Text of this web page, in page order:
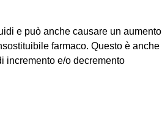
e può anche causare un aumento
farmaco. Questo è anche
incremento e/o decremento